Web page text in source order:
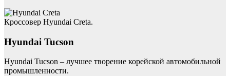
Кроссовер Hyundai Creta.
Hyundai Tucson
Hyundai Tucson – лучшее творение корейской автомобильной
промышленности.